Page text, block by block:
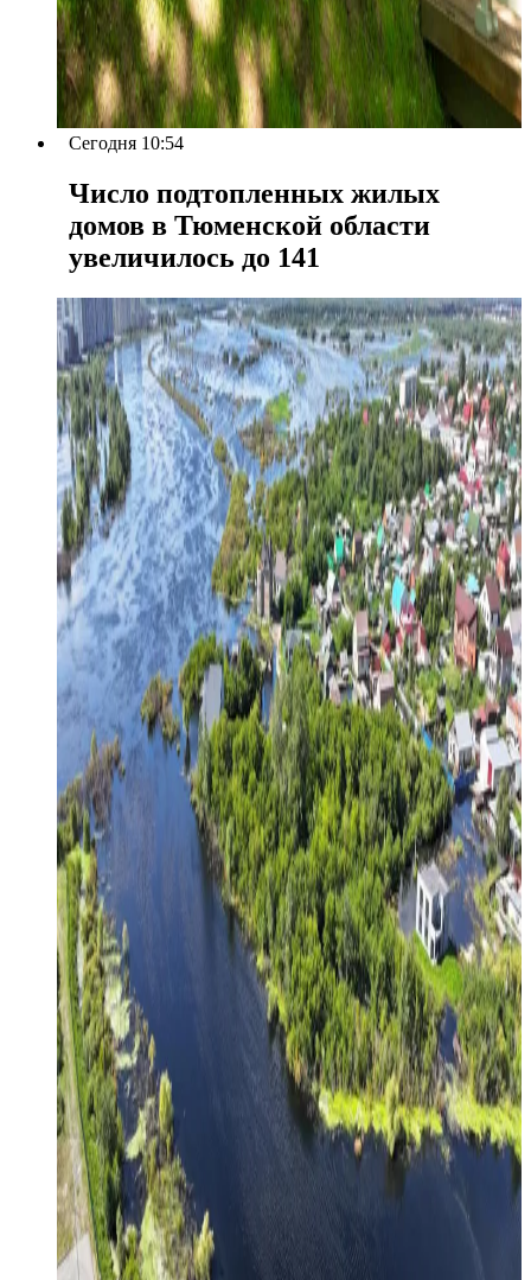
Сегодня 10:54
Число подтопленных жилых
домов в Тюменской области
увеличилось до 141